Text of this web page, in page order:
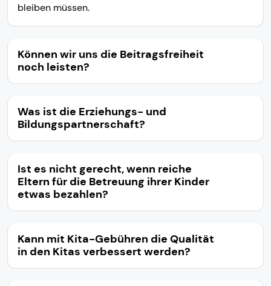
bleiben müssen.
Können wir uns die Beitragsfreiheit
noch leisten?
Was ist die Erziehungs- und
Bildungspartnerschaft?
Ist es nicht gerecht, wenn reiche
Eltern für die Betreuung ihrer Kinder
etwas bezahlen?
Kann mit Kita-Gebühren die Qualität
in den Kitas verbessert werden?